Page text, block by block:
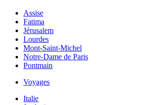
Assise
Fatima
Jérusalem
Lourdes
Mont-Saint-Michel
Notre-Dame de Paris
Pontmain
Voyages
Italie